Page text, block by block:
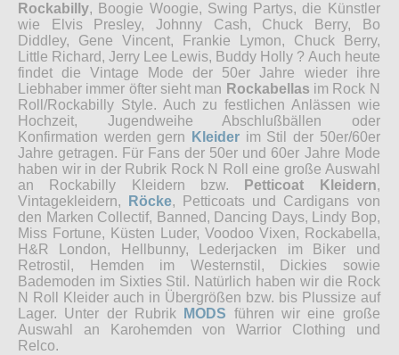
Rockabilly, Boogie Woogie, Swing Partys, die Künstler
wie Elvis Presley, Johnny Cash, Chuck Berry, Bo
Diddley, Gene Vincent, Frankie Lymon, Chuck Berry,
Little Richard, Jerry Lee Lewis, Buddy Holly ? Auch heute
findet die Vintage Mode der 50er Jahre wieder ihre
Liebhaber immer öfter sieht man Rockabellas im Rock N
Roll/Rockabilly Style. Auch zu festlichen Anlässen wie
Hochzeit, Jugendweihe Abschlußbällen oder
Konfirmation werden gern
Kleiderim Stil der 50er/60er
Jahre getragen. Für Fans der 50er und 60er Jahre Mode
haben wir in der Rubrik Rock N Roll eine große Auswahl
an Rockabilly Kleidern bzw.
Petticoat Kleidern,
Vintagekleidern,
Röcke, Petticoats und Cardigans von
den Marken Collectif, Banned, Dancing Days, Lindy Bop,
Miss Fortune, Küsten Luder, Voodoo Vixen, Rockabella,
H&R London, Hellbunny, Lederjacken im Biker und
Retrostil, Hemden im Westernstil, Dickies sowie
Bademoden im Sixties Stil. Natürlich haben wir die Rock
N Roll Kleider auch in Übergrößen bzw. bis Plussize auf
Lager. Unter der Rubrik
MODS führen wir eine große
Auswahl an Karohemden von Warrior Clothing und
Relco.